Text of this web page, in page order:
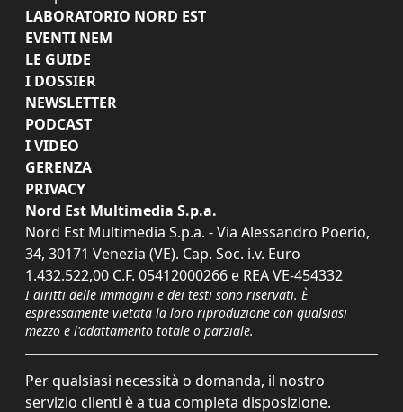
LABORATORIO NORD EST
EVENTI NEM
LE GUIDE
I DOSSIER
NEWSLETTER
PODCAST
I VIDEO
GERENZA
PRIVACY
Nord Est Multimedia S.p.a.
Nord Est Multimedia S.p.a. - Via Alessandro Poerio,
34, 30171 Venezia (VE). Cap. Soc. i.v. Euro
1.432.522,00 C.F. 05412000266 e REA VE-454332
I diritti delle immagini e dei testi sono riservati. È
espressamente vietata la loro riproduzione con qualsiasi
mezzo e l'adattamento totale o parziale.
Per qualsiasi necessità o domanda, il nostro
servizio clienti è a tua completa disposizione.